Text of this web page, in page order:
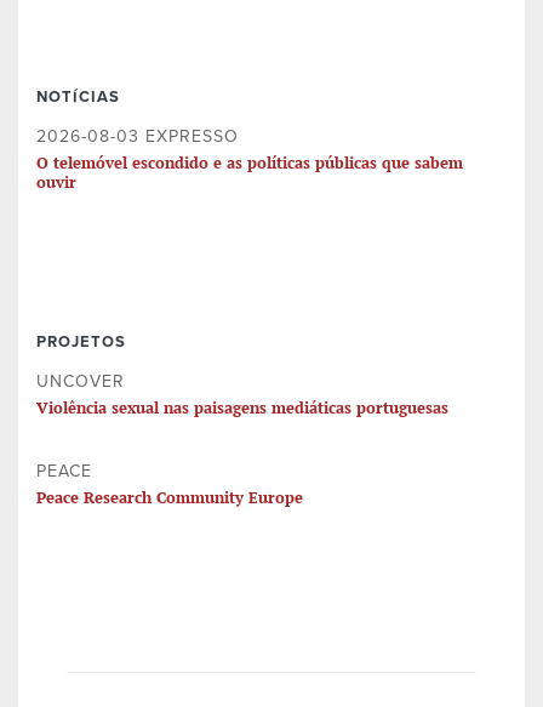
NOTÍCIAS
2026-08-03 EXPRESSO
O telemóvel escondido e as políticas públicas que sabem
ouvir
PROJETOS
UNCOVER
Violência sexual nas paisagens mediáticas portuguesas
PEACE
Peace Research Community Europe